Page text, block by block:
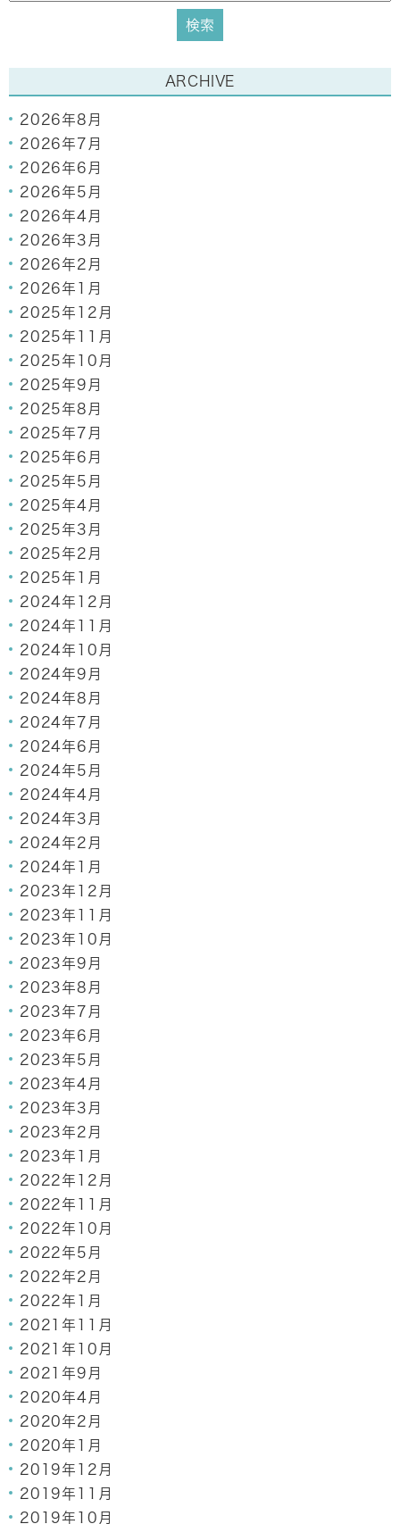
ARCHIVE
2026年8月
2026年7月
2026年6月
2026年5月
2026年4月
2026年3月
2026年2月
2026年1月
2025年12月
2025年11月
2025年10月
2025年9月
2025年8月
2025年7月
2025年6月
2025年5月
2025年4月
2025年3月
2025年2月
2025年1月
2024年12月
2024年11月
2024年10月
2024年9月
2024年8月
2024年7月
2024年6月
2024年5月
2024年4月
2024年3月
2024年2月
2024年1月
2023年12月
2023年11月
2023年10月
2023年9月
2023年8月
2023年7月
2023年6月
2023年5月
2023年4月
2023年3月
2023年2月
2023年1月
2022年12月
2022年11月
2022年10月
2022年5月
2022年2月
2022年1月
2021年11月
2021年10月
2021年9月
2020年4月
2020年2月
2020年1月
2019年12月
2019年11月
2019年10月